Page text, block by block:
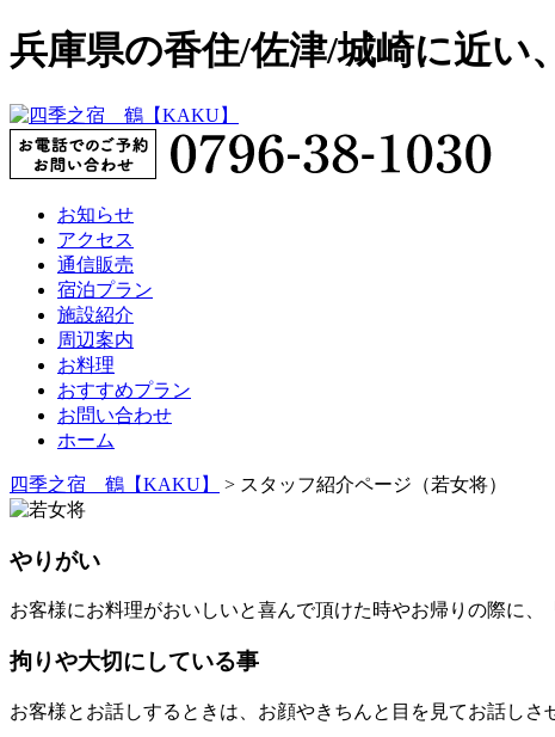
兵庫県の香住/佐津/城崎に近い
お知らせ
アクセス
通信販売
宿泊プラン
施設紹介
周辺案内
お料理
おすすめプラン
お問い合わせ
ホーム
四季之宿 鶴【KAKU】 > スタッフ紹介ページ（若女将）
やりがい
お客様にお料理がおいしいと喜んで頂けた時やお帰りの際に
拘りや大切にしている事
お客様とお話しするときは、お顔やきちんと目を見てお話しさ